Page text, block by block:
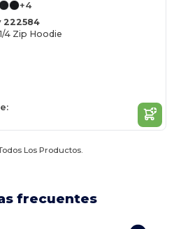
+4
222584
4 Zip Hoodie
Los Productos.
frecuentes